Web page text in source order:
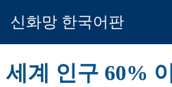
신화망 한국어판
세계 인구 60%